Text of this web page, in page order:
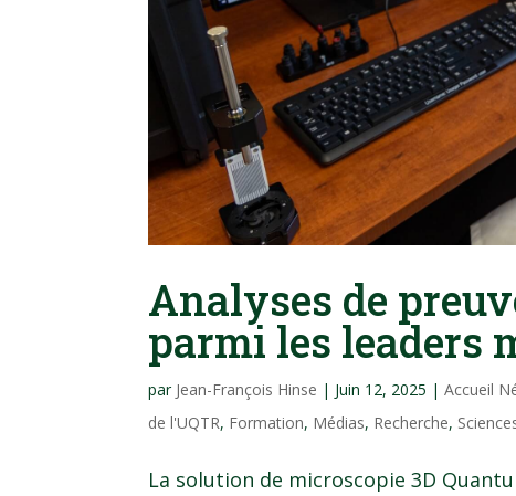
Analyses de
parmi les leaders
par Jean-François Hinse | Juin 12, 2025 |Accueil
de l'UQTR, Formation, Médias, Recherche,
La solution de microscopie 3D